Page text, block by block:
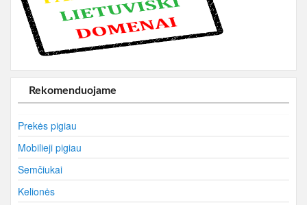
Rekomenduojame
Prekės pigiau
Mobilieji pigiau
Semčiukai
Kelionės